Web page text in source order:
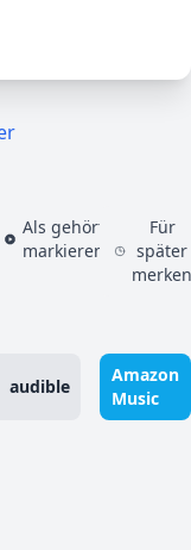
Als gehört
markieren
Für
später
audible
Amazon
Music